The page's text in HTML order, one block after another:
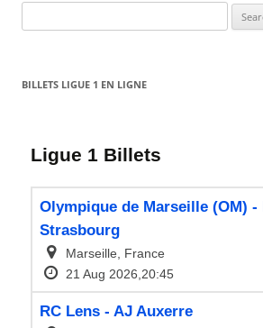
for:
BILLETS LIGUE 1 EN LIGNE